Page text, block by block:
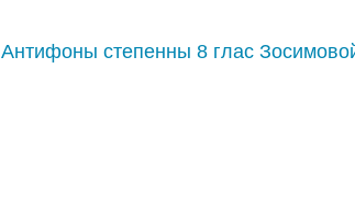
Антифоны степенны 8 глас